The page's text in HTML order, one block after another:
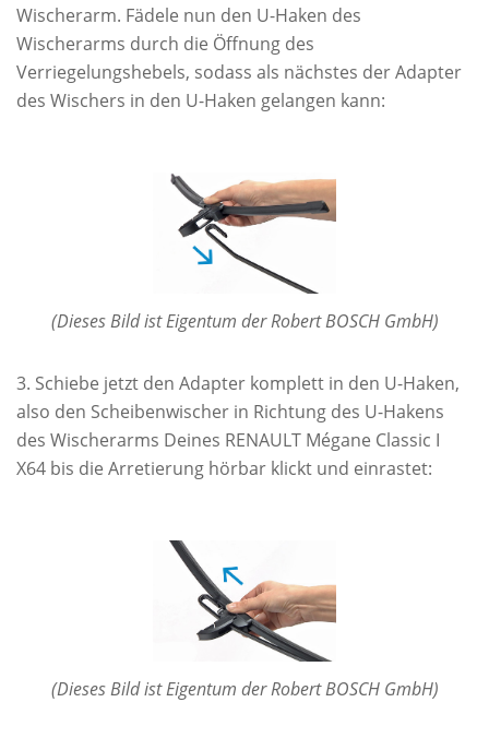
Wischerarm. Fädele nun den U-Haken des
Wischerarms durch die Öffnung des
Verriegelungshebels, sodass als nächstes der Adapter
des Wischers in den U-Haken gelangen kann:
(Dieses Bild ist Eigentum der Robert BOSCH GmbH)
Schiebe jetzt den Adapter komplett in den U-Haken,
also den Scheibenwischer in Richtung des U-Hakens
des Wischerarms Deines RENAULT Mégane Classic I
X64 bis die Arretierung hörbar klickt und einrastet:
(Dieses Bild ist Eigentum der Robert BOSCH GmbH)